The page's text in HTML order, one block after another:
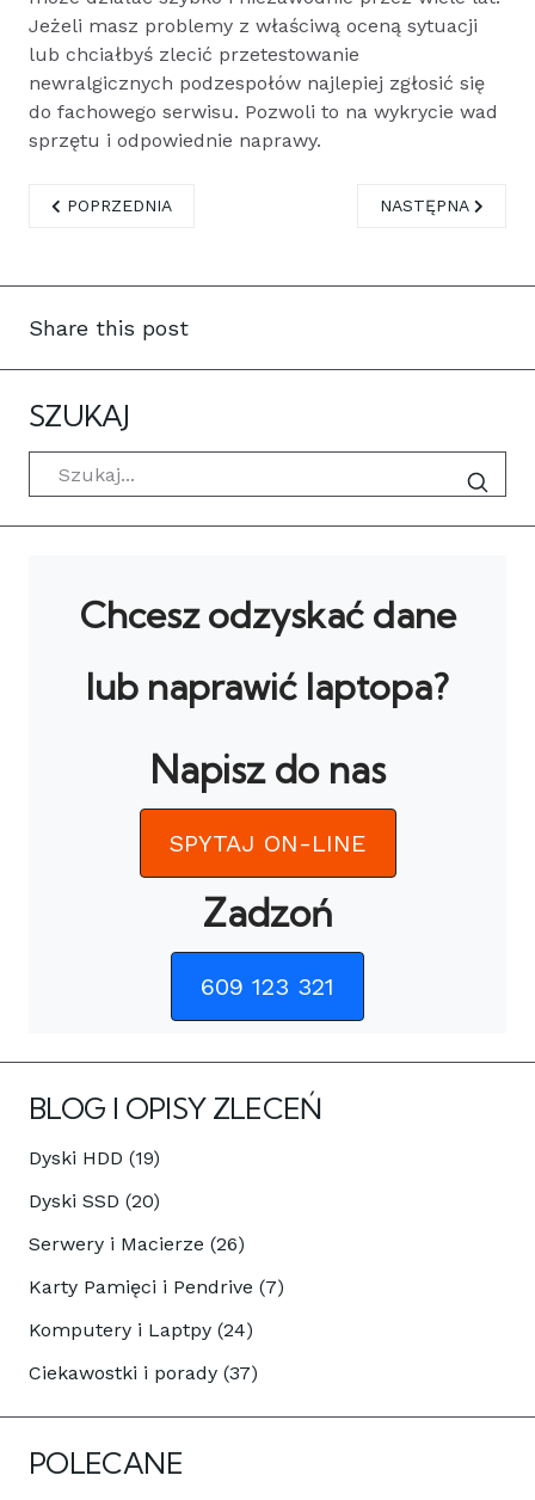
Jeżeli masz problemy z właściwą oceną sytuacji
lub chciałbyś zlecić przetestowanie
newralgicznych podzespołów najlepiej zgłosić się
do fachowego serwisu. Pozwoli to na wykrycie wad
sprzętu i odpowiednie naprawy.
POPRZEDNIA STRONA: WYMIANA PASTY
POPRZEDNIA NASTĘPNA
NASTĘPNA
Share this post
SZUKAJ
Szukaj
Chcesz odzyskać dane
lub naprawić laptopa?
Napisz do nas
SPYTAJ ON-LINE
Zadzoń
609 123 321
BLOG I OPISY ZLECEŃ
Dyski HDD (19)
Dyski SSD (20)
Serwery i Macierze (26)
Karty Pamięci i Pendrive (7)
Komputery i Laptpy (24)
Ciekawostki i porady (37)
POLECANE